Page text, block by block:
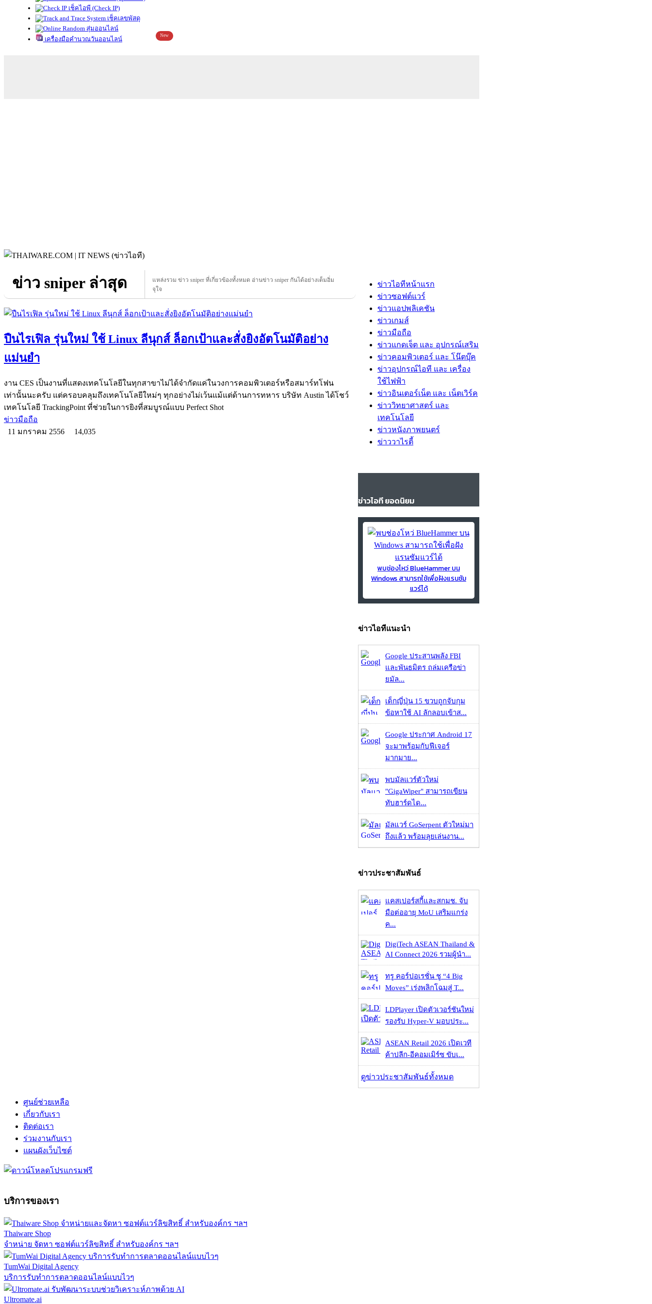
เช็คไอพี (Check IP)
เช็คเลขพัสดุ
สุ่มออนไลน์
เครื่องมือคำนวณวันออนไลน์
New
ข่าว sniper ล่าสุด
แหล่งรวม ข่าว sniper ที่เกี่ยวข้องทั้งหมด อ่านข่าว sniper กันได้อย่างเต็มอิ่ม
จุใจ
ปืนไรเฟิล รุ่นใหม่ ใช้ Linux ลีนุกส์ ล็อกเป้าและสั่งยิงอัตโนมัติอย่าง
แม่นยำ
งาน CES เป็นงานที่แสดงเทคโนโลยีในทุกสาขาไม่ได้จำกัดแค่ในวงการคอมพิวเตอร์หรือสมาร์ทโฟน
เท่านั้นนะครับ แต่ครอบคลุมถึงเทคโนโลยีใหม่ๆ ทุกอย่างไม่เว้นแม้แต่ด้านการทหาร บริษัท Austin ได้โชว์
เทคโนโลยี TrackingPoint ที่ช่วยในการยิงที่สมบูรณ์แบบ Perfect Shot
ข่าวมือถือ
11 มกราคม 2556
14,035
ข่าวไอทีหน้าแรก
ข่าวซอฟต์แวร์
ข่าวแอปพลิเคชัน
ข่าวเกมส์
ข่าวมือถือ
ข่าวแกดเจ็ต และ อุปกรณ์เสริม
ข่าวคอมพิวเตอร์ และ โน๊ตบุ๊ค
ข่าวอุปกรณ์ไอที และ เครื่อง
ใช้ไฟฟ้า
ข่าวอินเตอร์เน็ต และ เน็ตเวิร์ค
ข่าววิทยาศาสตร์ และ
เทคโนโลยี
ข่าวหนังภาพยนตร์
ข่าววาไรตี้
ข่าวไอที ยอดนิยม
พบช่องโหว่ BlueHammer บน
Windows สามารถใช้เพื่อฝังแรนซัม
แวร์ได้
ข่าวไอทีแนะนำ
Google ประสานพลัง FBI
และพันธมิตร ถล่มเครือข่า
ยมัล...
เด็กญี่ปุ่น 15 ขวบถูกจับกุม
ข้อหาใช้ AI ลักลอบเข้าส...
Google ประกาศ Android 17
จะมาพร้อมกับฟีเจอร์
มากมาย...
พบมัลแวร์ตัวใหม่
"GigaWiper" สามารถเขียน
ทับฮาร์ดได...
มัลแวร์ GoSerpent ตัวใหม่มา
ถึงแล้ว พร้อมลุยเล่นงาน...
ข่าวประชาสัมพันธ์
แคสเปอร์สกี้และสกมช. จับ
มือต่ออายุ MoU เสริมแกร่ง
ค...
DigiTech ASEAN Thailand &
AI Connect 2026 รวมผู้นำ...
ทรู คอร์ปอเรชั่น ชู “4 Big
Moves” เร่งพลิกโฉมสู่ T...
LDPlayer เปิดตัวเวอร์ชันใหม่
รองรับ Hyper-V มอบประ...
ASEAN Retail 2026 เปิดเวที
ค้าปลีก-อีคอมเมิร์ซ ขับเ...
ดูข่าวประชาสัมพันธ์ทั้งหมด
ศูนย์ช่วยเหลือ
เกี่ยวกับเรา
ติดต่อเรา
ร่วมงานกับเรา
แผนผังเว็บไซต์
บริการของเรา
Thaiware Shop
จำหน่าย จัดหา ซอฟต์แวร์ลิขสิทธิ์ สำหรับองค์กร ฯลฯ
TumWai Digital Agency
บริการรับทำการตลาดออนไลน์แบบไวๆ
Ultromate.ai